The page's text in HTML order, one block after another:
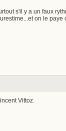
s'il y a un faux
on le paye
Vittoz.